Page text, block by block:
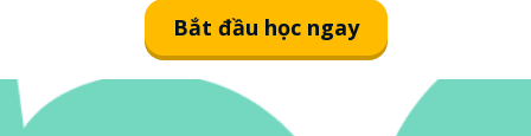
Bắt đầu học ngay